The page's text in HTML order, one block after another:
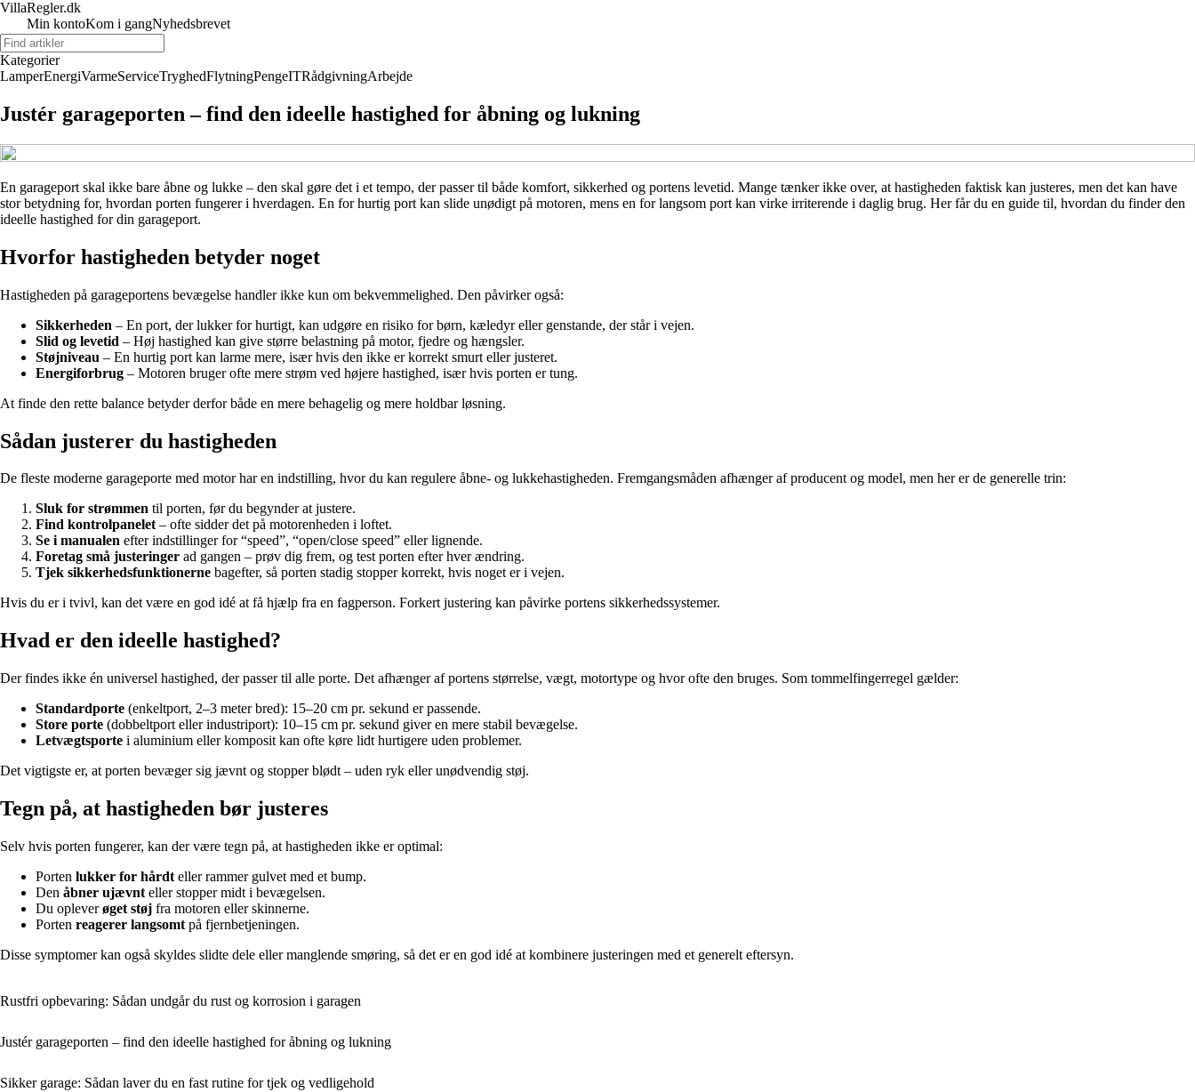
VillaRegler.dk
Min kontoKom i gangNyhedsbrevet
Kategorier
LamperEnergiVarmeServiceTryghedFlytningPengeITRådgivningArbejde
Justér garageporten – find den ideelle hastighed for åbning og lukning
En garageport skal ikke bare åbne og lukke – den skal gøre det i et tempo, der passer til både komfort, sikkerhed og portens levetid. Mange tænker ikke over, at hastigheden faktisk kan justeres, men det kan have
stor betydning for, hvordan porten fungerer i hverdagen. En for hurtig port kan slide unødigt på motoren, mens en for langsom port kan virke irriterende i daglig brug. Her får du en guide til, hvordan du finder den
ideelle hastighed for din garageport.
Hvorfor hastigheden betyder noget
Hastigheden på garageportens bevægelse handler ikke kun om bekvemmelighed. Den påvirker også:
Sikkerheden – En port, der lukker for hurtigt, kan udgøre en risiko for børn, kæledyr eller genstande, der står i vejen.
Slid og levetid – Høj hastighed kan give større belastning på motor, fjedre og hængsler.
Støjniveau – En hurtig port kan larme mere, især hvis den ikke er korrekt smurt eller justeret.
Energiforbrug – Motoren bruger ofte mere strøm ved højere hastighed, især hvis porten er tung.
At finde den rette balance betyder derfor både en mere behagelig og mere holdbar løsning.
Sådan justerer du hastigheden
De fleste moderne garageporte med motor har en indstilling, hvor du kan regulere åbne- og lukkehastigheden. Fremgangsmåden afhænger af producent og model, men her er de generelle trin:
Sluk for strømmen til porten, før du begynder at justere.
Find kontrolpanelet– ofte sidder det på motorenheden i loftet.
Se i manualen efter indstillinger for “speed”, “open/close speed” eller lignende.
Foretag små justeringer ad gangen – prøv dig frem, og test porten efter hver ændring.
Tjek sikkerhedsfunktionerne bagefter, så porten stadig stopper korrekt, hvis noget er i vejen.
Hvis du er i tvivl, kan det være en god idé at få hjælp fra en fagperson. Forkert justering kan påvirke portens sikkerhedssystemer.
Hvad er den ideelle hastighed?
Der findes ikke én universel hastighed, der passer til alle porte. Det afhænger af portens størrelse, vægt, motortype og hvor ofte den bruges. Som tommelfingerregel gælder:
Standardporte (enkeltport, 2–3 meter bred): 15–20 cm pr. sekund er passende.
Store porte (dobbeltport eller industriport): 10–15 cm pr. sekund giver en mere stabil bevægelse.
Letvægtsporte i aluminium eller komposit kan ofte køre lidt hurtigere uden problemer.
Det vigtigste er, at porten bevæger sig jævnt og stopper blødt – uden ryk eller unødvendig støj.
Tegn på, at hastigheden bør justeres
Selv hvis porten fungerer, kan der være tegn på, at hastigheden ikke er optimal:
Porten lukker for hårdt eller rammer gulvet med et bump.
Den åbner ujævnt eller stopper midt i bevægelsen.
Du opleverøget støj fra motoren eller skinnerne.
Porten reagerer langsomt på fjernbetjeningen.
Disse symptomer kan også skyldes slidte dele eller manglende smøring, så det er en god idé at kombinere justeringen med et generelt eftersyn.
Rustfri opbevaring: Sådan undgår du rust og korrosion i garagen
Justér garageporten – find den ideelle hastighed for åbning og lukning
Sikker garage: Sådan laver du en fast rutine for tjek og vedligehold